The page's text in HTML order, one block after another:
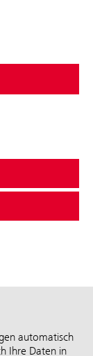
automatisch
Ihre Daten in